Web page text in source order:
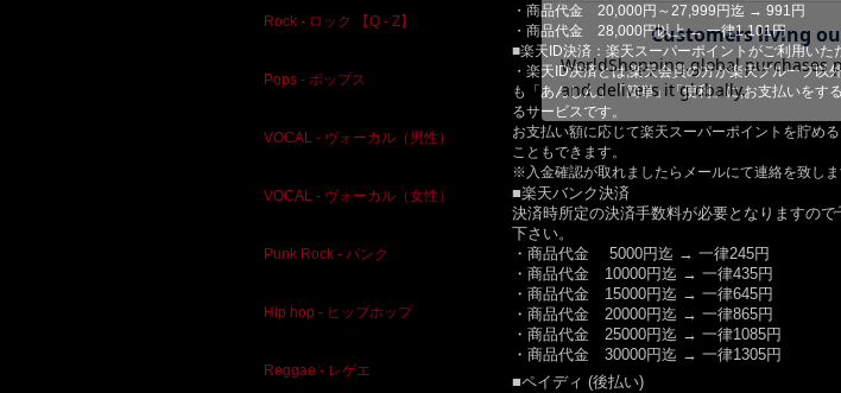
・商品代金 20,000円～27,999円迄 → 991円
・商品代金 28,000円以上 → 一律1,101円
■楽天ID決済：楽天スーパーポイントがご利用いた
・楽天ID決済とは,楽天会員の方が楽天グループ以
も「あんしん」「簡単」「便利」に,お支払いをす
るサービスです。
お支払い額に応じて楽天スーパーポイントを貯める
こともできます。
※入金確認が取れましたらメールにて連絡を致しま
■楽天バンク決済
決済時所定の決済手数料が必要となりますので
下さい。
・商品代金 5000円迄 → 一律245円
・商品代金 10000円迄 → 一律435円
・商品代金 15000円迄 → 一律645円
・商品代金 20000円迄 → 一律865円
・商品代金 25000円迄 → 一律1085円
・商品代金 30000円迄 → 一律1305円
■ペイディ (後払い)
Rock - ロック 【Q - Z】
Pops - ポップス
VOCAL - ヴォーカル（男性）
VOCAL - ヴォーカル（女性）
Punk Rock - パンク
Hip hop - ヒップホップ
Reggae - レゲエ